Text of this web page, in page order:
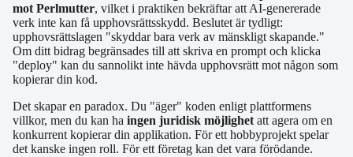
mot Perlmutter, vilket i praktiken bekräftar att AI-genererade
verk inte kan få upphovsrättsskydd. Beslutet är tydligt:
upphovsrättslagen "skyddar bara verk av mänskligt skapande."
Om ditt bidrag begränsades till att skriva en prompt och klicka
"deploy" kan du sannolikt inte hävda upphovsrätt mot någon som
kopierar din kod.
Det skapar en paradox. Du "äger" koden enligt plattformens
villkor, men du kan ha ingen juridisk möjlighet att agera om en
konkurrent kopierar din applikation. För ett hobbyprojekt spelar
det kanske ingen roll. För ett företag kan det vara förödande.